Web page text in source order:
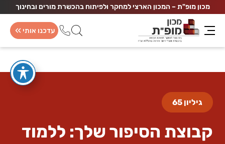
מכון מופ"ת – המכון הארצי למחקר ולפיתוח בהכשרת מורים ובחינוך
עדכנו אותי
חממת כתיבה
גיליון 65
קבוצת הסיפור שלך: ללמוד